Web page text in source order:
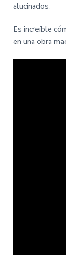
alucinados.
Es increíble
en una obra